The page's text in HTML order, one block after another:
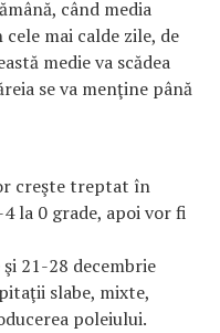
când media
mai calde zile, de
medie va scădea
se va menţine până
creşte treptat în
la 0 grade, apoi vor fi
21-28 decembrie
slabe, mixte,
poleiului.